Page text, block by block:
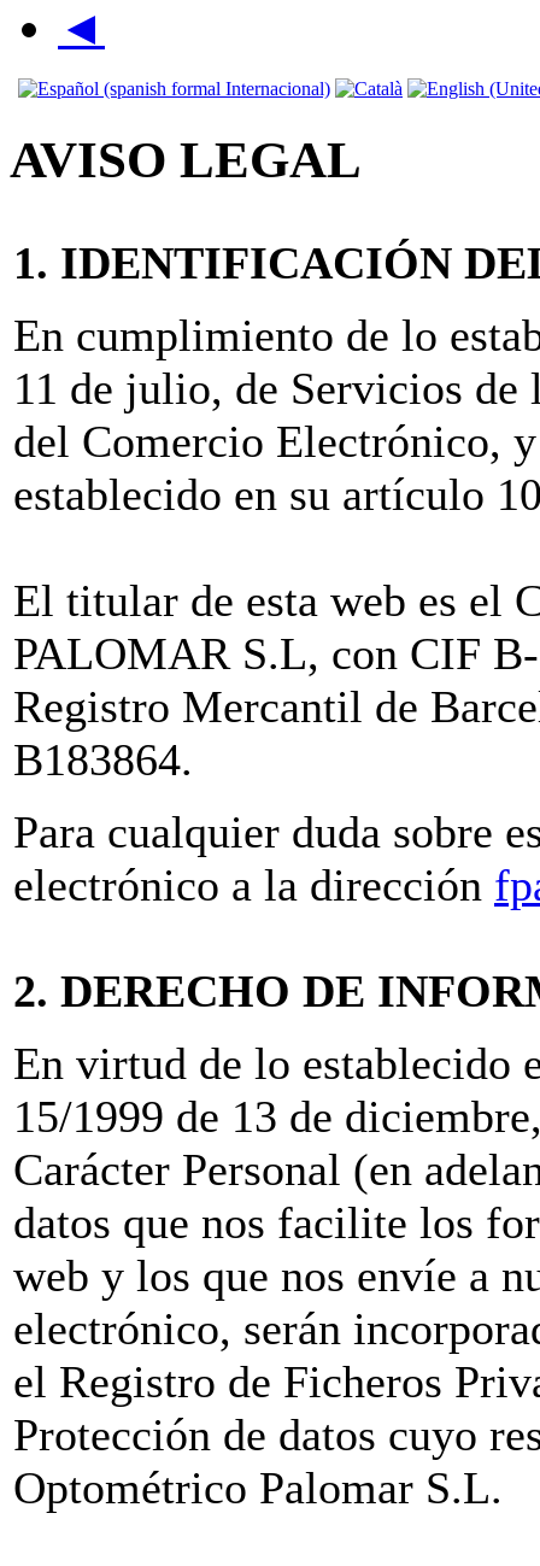
◄
AVISO LEGAL
1. IDENTIFICACIÓN
En cumplimiento de lo
11 de julio, de Servicios
del Comercio Electrónico,
establecido en su artículo
El titular de esta web es el
PALOMAR S.L, con CIF
Registro Mercantil de
B183864.
Para cualquier duda sobre
electrónico a la dirección
2. DERECHO DE
En virtud de lo establecido
15/1999 de 13 de
Carácter Personal (en
datos que nos facilite los
web y los que nos envíe a
electrónico, serán
el Registro de Ficheros
Protección de datos cuyo
Optométrico Palomar S.L.